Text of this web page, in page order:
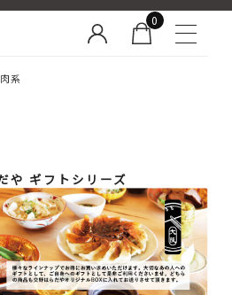
0
系
や ギフトシリーズ